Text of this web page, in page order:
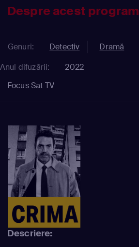
Despre acest program
Genuri: Detectiv
Dramă
Anul difuzării:
2022
Focus Sat TV
Descriere: